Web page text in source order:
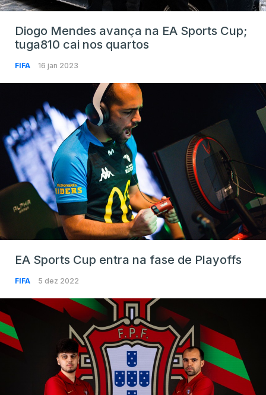
Diogo Mendes avança na EA Sports Cup;
tuga810 cai nos quartos
FIFA 16 jan 2023
EA Sports Cup entra na fase de Playoffs
FIFA 5 dez 2022